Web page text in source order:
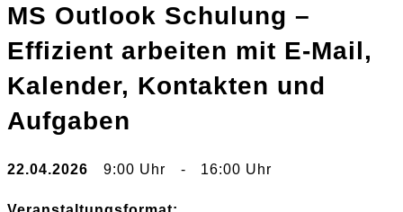
MS Outlook Schulung –
Effizient arbeiten mit E-Mail,
Kalender, Kontakten und
Aufgaben
22.04.2026 9:00 Uhr - 16:00 Uhr